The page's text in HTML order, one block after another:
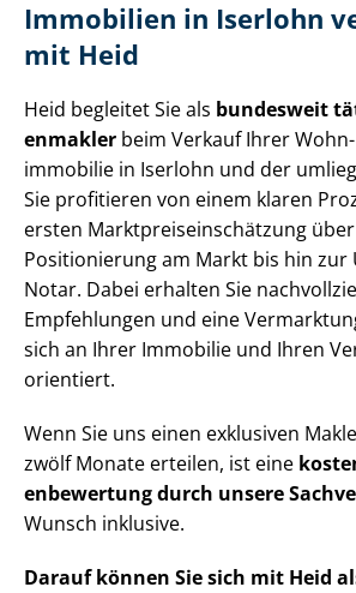
Immobilien in Iserlohn
mit Heid
Heid begleitet Sie als bundesweit
en­mak­ler beim Verkauf Ihrer
im­mo­bi­lie in Iserlohn und der
Sie profitieren von einem klaren
ersten Markt­preis­ein­schät­zung
Positionierung am Markt bis hin
Notar. Dabei erhalten Sie
Empfehlungen und eine
sich an Ihrer Immobilie und Ihren
orientiert.
Wenn Sie uns einen exklusiven
zwölf Monate erteilen, ist eine
en­be­wer­tung durch unsere
Wunsch inklusive.
Darauf können Sie sich mit Heid